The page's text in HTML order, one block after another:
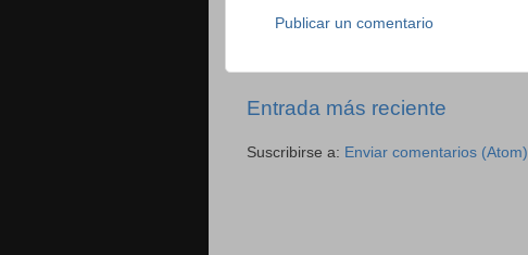
Publicar un comentario
Entrada más reciente
Suscribirse a: Enviar comentarios (Atom)